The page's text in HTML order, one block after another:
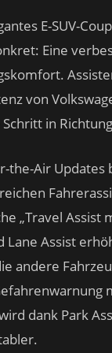
E-SUV-
Eine
von
Schritt in
the-Air Updates
„Travel Assist
Lane Assist
andere
dank Park